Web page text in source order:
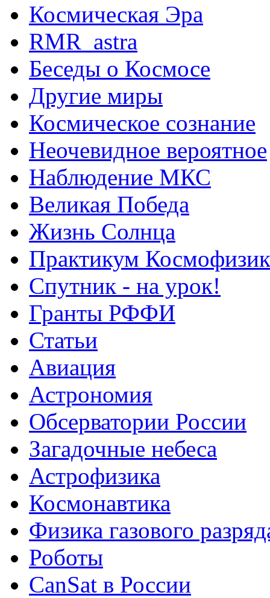
Космическая Эра
RMR_astra
Беседы о Космосе
Другие миры
Космическое сознание
Неочевидное вероятное
Наблюдение МКС
Великая Победа
Жизнь Солнца
Практикум
Спутник - на урок!
Гранты РФФИ
Статьи
Авиация
Астрономия
Обсерватории России
Загадочные небеса
Астрофизика
Космонавтика
Физика газового
Роботы
CanSat в России